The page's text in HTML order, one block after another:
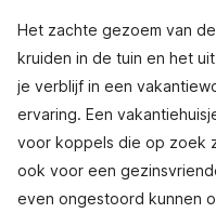
Het zachte gezoem van
kruiden in de tuin en het
je verblijf in een
ervaring. Een
voor koppels die op zoek
ook voor een
even ongestoord kunnen